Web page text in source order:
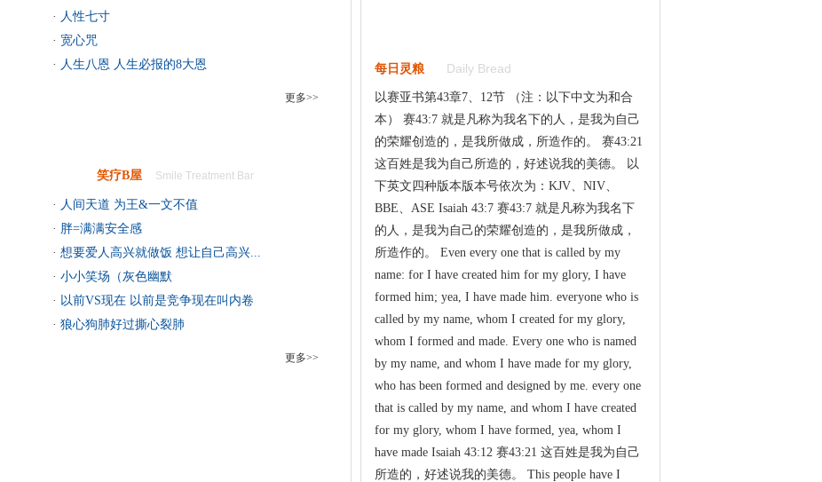
· 人性七寸
· 宽心咒
· 人生八恩 人生必报的8大恩
更多>>
笑疗B屋 Smile Treatment Bar
· 人间天道 为王&一文不值
· 胖=满满安全感
· 想要爱人高兴就做饭 想让自己高兴...
· 小小笑场（灰色幽默
· 以前VS现在 以前是竞争现在叫内卷
· 狼心狗肺好过撕心裂肺
更多>>
每日灵粮 Daily Bread
以赛亚书第43章7、12节 （注：以下中文为和合
本） 赛43:7 就是凡称为我名下的人，是我为自己
的荣耀创造的，是我所做成，所造作的。 赛43:21
这百姓是我为自己所造的，好述说我的美德。 以
下英文四种版本版本号依次为：KJV、NIV、
BBE、ASE Isaiah 43:7 赛43:7 就是凡称为我名下
的人，是我为自己的荣耀创造的，是我所做成，
所造作的。 Even every one that is called by my
name: for I have created him for my glory, I have
formed him; yea, I have made him. everyone who is
called by my name, whom I created for my glory,
whom I formed and made. Every one who is named
by my name, and whom I have made for my glory,
who has been formed and designed by me. every one
that is called by my name, and whom I have created
for my glory, whom I have formed, yea, whom I
have made Isaiah 43:12 赛43:21 这百姓是我为自己
所造的，好述说我的美德。 This people have I